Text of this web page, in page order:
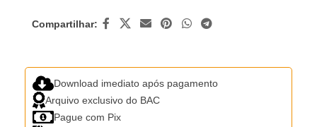
Compartilhar:
Download imediato após pagamento
Arquivo exclusivo do BAC
Pague com Pix